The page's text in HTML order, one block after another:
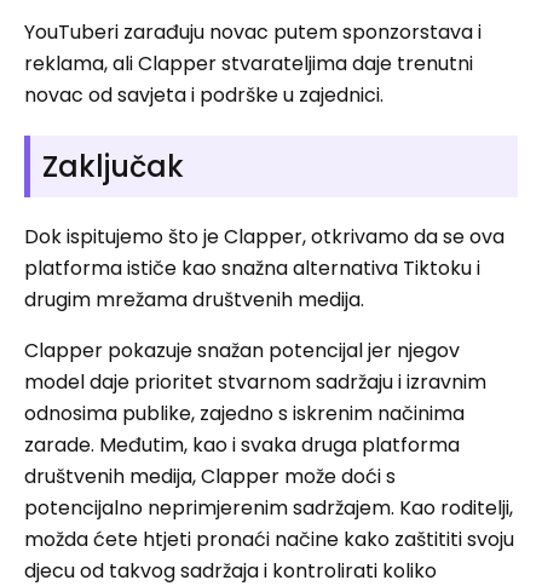
YouTuberi zarađuju novac putem sponzorstava i
reklama, ali Clapper stvarateljima daje trenutni
novac od savjeta i podrške u zajednici.
Zaključak
Dok ispitujemo što je Clapper, otkrivamo da se ova
platforma ističe kao snažna alternativa Tiktoku i
drugim mrežama društvenih medija.
Clapper pokazuje snažan potencijal jer njegov
model daje prioritet stvarnom sadržaju i izravnim
odnosima publike, zajedno s iskrenim načinima
zarade. Međutim, kao i svaka druga platforma
društvenih medija, Clapper može doći s
potencijalno neprimjerenim sadržajem. Kao roditelji,
možda ćete htjeti pronaći načine kako zaštititi svoju
djecu od takvog sadržaja i kontrolirati koliko